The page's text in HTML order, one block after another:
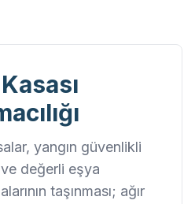
yangın güvenlikli
değerli eşya
taşınması; ağır